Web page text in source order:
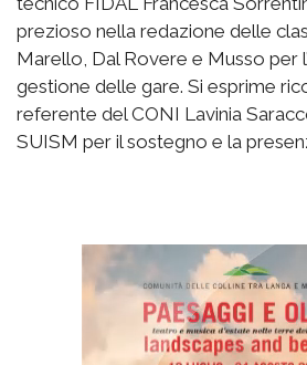
prezioso nella redazione delle
Marello, Dal Rovere e Musso per
gestione delle gare. Si esprime
referente del CONI Lavinia
SUISM per il sostegno e la